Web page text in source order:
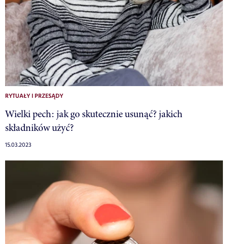
RYTUAŁY I PRZESĄDY
Wielki pech: jak go skutecznie usunąć? jakich
składników użyć?
15.03.2023